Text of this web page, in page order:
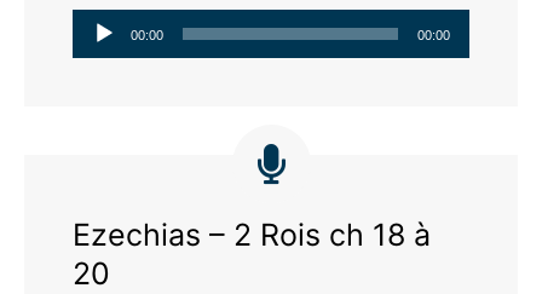
Lecteur
00:00 00:00
Ezechias – 2 Rois ch 18 à
20